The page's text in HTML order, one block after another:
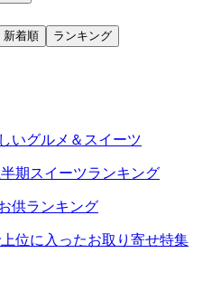
新着順 ランキング
いグルメ＆スイーツ
期スイーツランキング
供ランキング
位に入ったお取り寄せ特集